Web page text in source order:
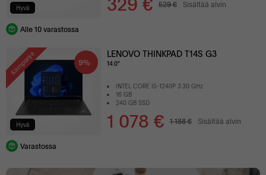
Hyvä 529 € Sisältää alvin
Alle 10 varastossa
Kampanja 9%
Hyvä
LENOVO THINKPAD T14S G3
14.0"
INTEL CORE I5-1240P 3.30 GHz
16 GB
240 GB SSD
1 078 € 1 188 € Sisältää alvin
Varastossa